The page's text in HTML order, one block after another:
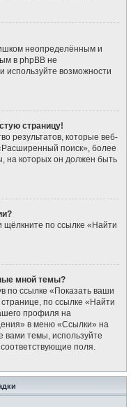
неопределённым и
в phpBB не
используйте возможности
страницу!
результатов, которые веб-
поиск», более
на которых он должен быть
щёлкните по ссылке «Найти
мной темы?
по ссылке «Показать ваши
по ссылке «Найти
профиля на
в меню «Ссылки» на
вами темы, используйте
поля.